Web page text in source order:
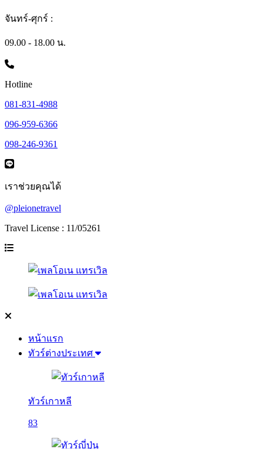
จันทร์-ศุกร์ :
09.00 - 18.00 น.
Hotline
081-831-4988
096-959-6366
098-246-9361
เราช่วยคุณได้
@pleionetravel
Travel License : 11/05261
หน้าแรก
ทัวร์ต่างประเทศ
ทัวร์เกาหลี
83